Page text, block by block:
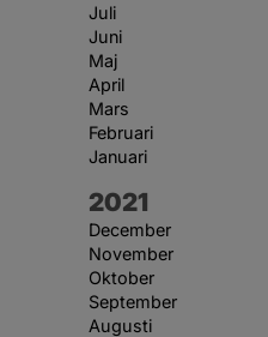
Juli
Juni
Maj
April
Mars
Februari
Januari
År:
2021
December
November
Oktober
September
Augusti